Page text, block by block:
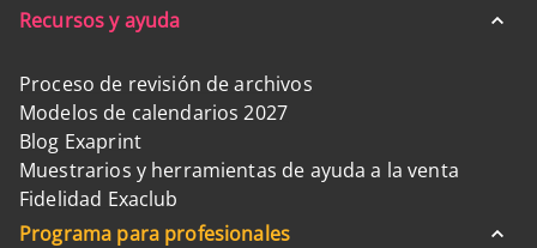
Recursos y ayuda
Proceso de revisión de archivos
Modelos de calendarios 2027
Blog Exaprint
Muestrarios y herramientas de ayuda a la venta
Fidelidad Exaclub
Programa para profesionales